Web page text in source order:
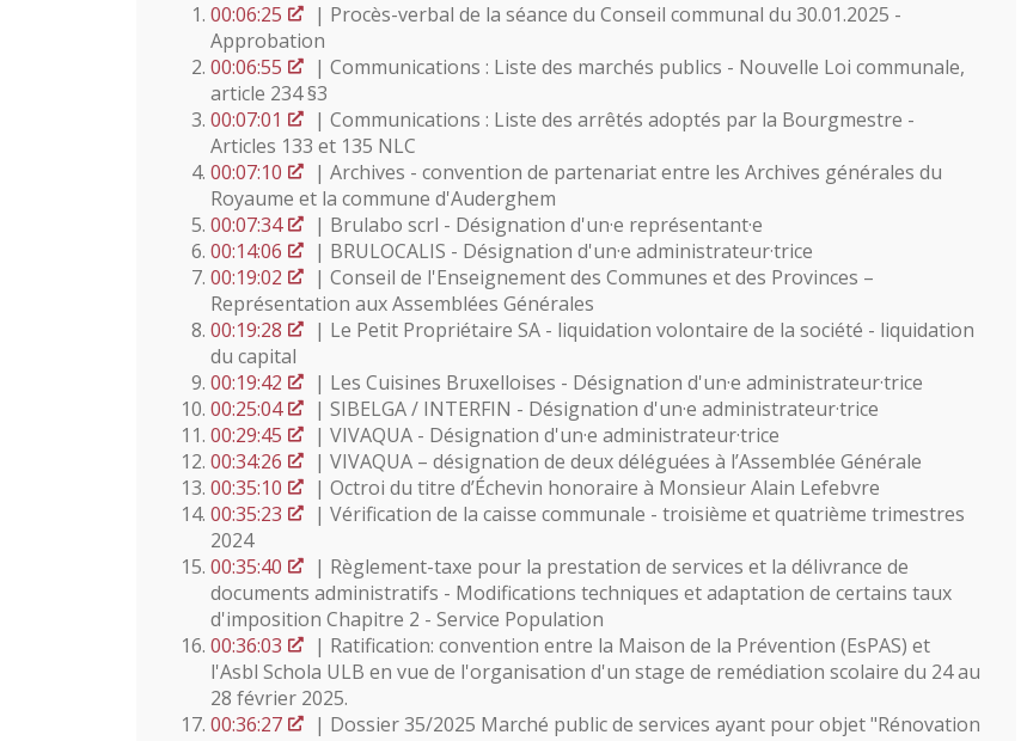
00:06:25
| Procès-verbal de la séance du Conseil communal du 30.01.2025 -
Approbation
00:06:55
| Communications : Liste des marchés publics - Nouvelle Loi communale,
article 234 §3
00:07:01
| Communications : Liste des arrêtés adoptés par la Bourgmestre -
Articles 133 et 135 NLC
00:07:10
| Archives - convention de partenariat entre les Archives générales du
Royaume et la commune d'Auderghem
00:07:34
| Brulabo scrl - Désignation d'un·e représentant·e
00:14:06
| BRULOCALIS - Désignation d'un·e administrateur·trice
00:19:02
| Conseil de l'Enseignement des Communes et des Provinces –
Représentation aux Assemblées Générales
00:19:28
| Le Petit Propriétaire SA - liquidation volontaire de la société - liquidation
du capital
00:19:42
| Les Cuisines Bruxelloises - Désignation d'un·e administrateur·trice
00:25:04
| SIBELGA / INTERFIN - Désignation d'un·e administrateur·trice
00:29:45
| VIVAQUA - Désignation d'un·e administrateur·trice
00:34:26
| VIVAQUA – désignation de deux déléguées à l’Assemblée Générale
00:35:10
| Octroi du titre d’Échevin honoraire à Monsieur Alain Lefebvre
00:35:23
| Vérification de la caisse communale - troisième et quatrième trimestres
2024
00:35:40
| Règlement-taxe pour la prestation de services et la délivrance de
documents administratifs - Modifications techniques et adaptation de certains taux
d'imposition Chapitre 2 - Service Population
00:36:03
| Ratification: convention entre la Maison de la Prévention (EsPAS) et
l'Asbl Schola ULB en vue de l'organisation d'un stage de remédiation scolaire du 24 au
28 février 2025.
00:36:27
| Dossier 35/2025 Marché public de services ayant pour objet "Rénovation